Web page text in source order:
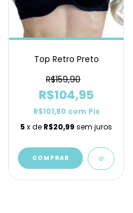
Top Retro Preto
R$159,90
R$104,95
R$101,80 com Pix
5 x de R$20,99 sem juros
COMPRAR